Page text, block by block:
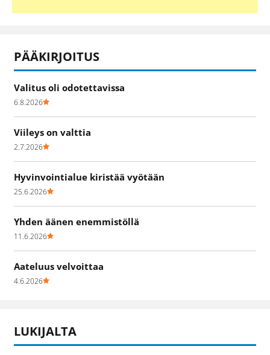
PÄÄKIRJOITUS
Valitus oli odotettavissa
6.8.2026
Viileys on valttia
2.7.2026
Hyvinvointialue kiristää vyötään
25.6.2026
Yhden äänen enemmistöllä
11.6.2026
Aateluus velvoittaa
4.6.2026
LUKIJALTA